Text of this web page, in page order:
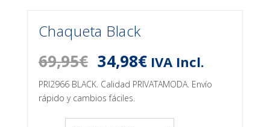
Chaqueta Black
69,95€ El
precio
original
era:
69,95€.
34,98€El
precio
actual
34,98€.
IVA Incl.
PRI2966 BLACK. Calidad PRIVATAMODA. Envío
rápido y cambios fáciles.